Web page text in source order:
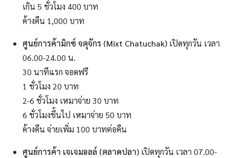
เกิน 5 ชั่วโมง 400 บาท
ค้างคืน 1,000 บาท
ศูนย์การค้ามิกซ์ จตุจักร (Mixt Chatuchak) เปิดทุกวัน เวลา
06.00-24.00 น.
30 นาทีแรก จอดฟรี
1 ชั่วโมง 20 บาท
2-6 ชั่วโมง เหมาจ่าย 30 บาท
6 ชั่วโมงขึ้นไป เหมาจ่าย 50 บาท
ค้างคืน จ่ายเพิ่ม 100 บาทต่อคืน
ศูนย์การค้า เจเจมอลล์ (ตลาดปลา) เปิดทุกวัน เวลา 07.00-